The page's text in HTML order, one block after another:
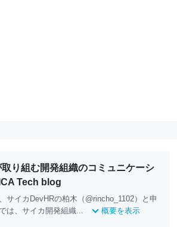
り組む開発組織のコミュニケーシ
Tech blog
サイカDevHRの柏木（@rincho_1102）と申
は、サイカ開発組織...
概要を表示